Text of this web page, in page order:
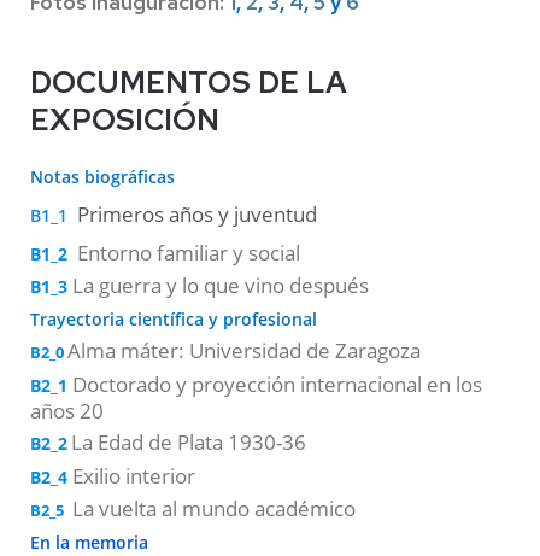
DOCUMENTOS DE LA
EXPOSICIÓN
Notas biográficas
B1_1 Primeros años y juventud
B1_2 Entorno familiar y social
B1_3 La guerra y lo que vino después
Trayectoria científica y profesional
B2_0Alma máter: Universidad de Zaragoza
B2_1 Doctorado y proyección internacional en los
años 20
B2_2 La Edad de Plata 1930-36
B2_4 Exilio interior
B2_5 La vuelta al mundo académico
En la memoria